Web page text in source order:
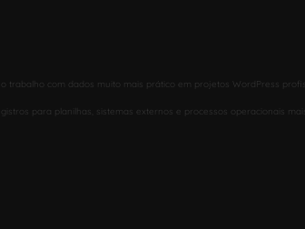
com dados muito mais prático em projetos WordPress
para planilhas, sistemas externos e processos operacionais mais